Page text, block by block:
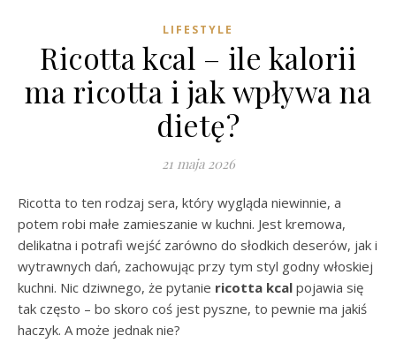
LIFESTYLE
Ricotta kcal – ile kalorii
ma ricotta i jak wpływa na
dietę?
21 maja 2026
Ricotta to ten rodzaj sera, który wygląda niewinnie, a
potem robi małe zamieszanie w kuchni. Jest kremowa,
delikatna i potrafi wejść zarówno do słodkich deserów, jak i
wytrawnych dań, zachowując przy tym styl godny włoskiej
kuchni. Nic dziwnego, że pytanie ricotta kcal pojawia się
tak często – bo skoro coś jest pyszne, to pewnie ma jakiś
haczyk. A może jednak nie?